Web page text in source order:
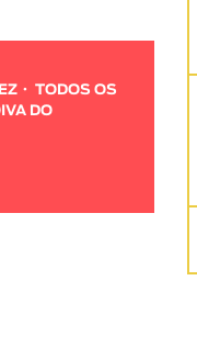
TODOS OS
DO